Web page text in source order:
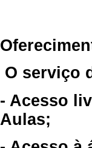
O serviço
- Acesso
Aulas;